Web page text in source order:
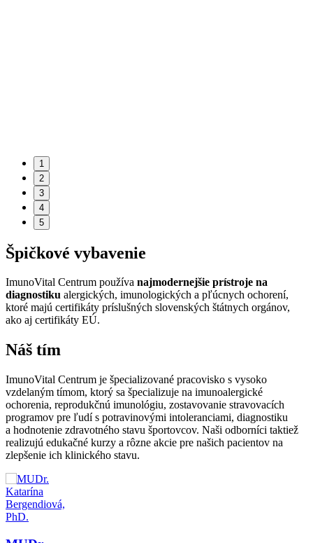
1
2
3
4
5
Špičkové vybavenie
ImunoVital Centrum používa najmodernejšie prístroje na
diagnostiku alergických, imunologických a pľúcnych ochorení,
ktoré majú certifikáty príslušných slovenských štátnych orgánov,
ako aj certifikáty EÚ.
Náš tím
ImunoVital Centrum je špecializované pracovisko s vysoko
vzdelaným tímom, ktorý sa špecializuje na imunoalergické
ochorenia, reprodukčnú imunológiu, zostavovanie stravovacích
programov pre ľudí s potravinovými intoleranciami, diagnostiku
a hodnotenie zdravotného stavu športovcov. Naši odborníci taktiež
realizujú edukačné kurzy a rôzne akcie pre našich pacientov na
zlepšenie ich klinického stavu.